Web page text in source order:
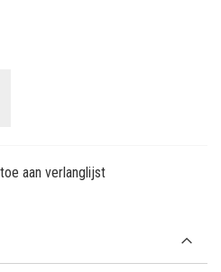
aan verlanglijst